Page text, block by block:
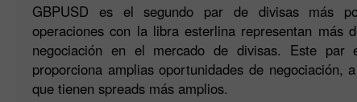
GBPUSD es el segundo par de divisas más
operaciones con la libra esterlina representan más
negociación en el mercado de divisas. Este
proporciona amplias oportunidades de negociación,
que tienen spreads más amplios.